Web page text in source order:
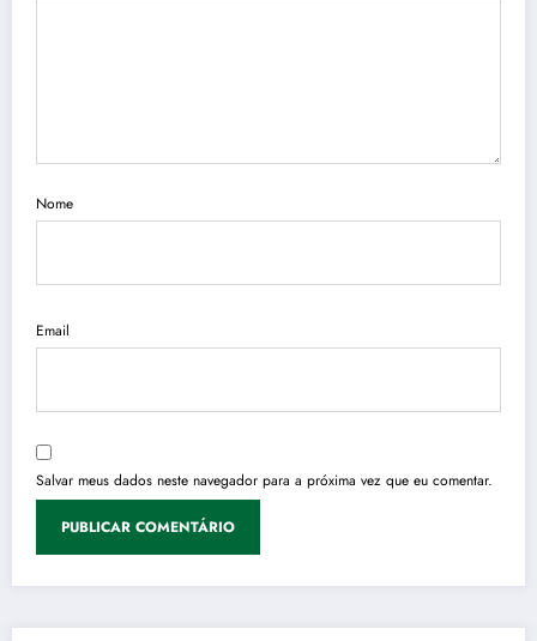
Nome
Email
Salvar meus dados neste navegador para a próxima vez que eu comentar.